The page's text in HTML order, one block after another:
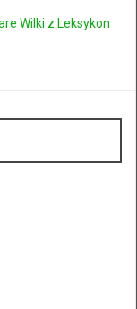
Wilki z Leksykon